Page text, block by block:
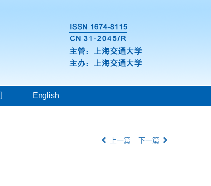
English
上一篇 下一篇